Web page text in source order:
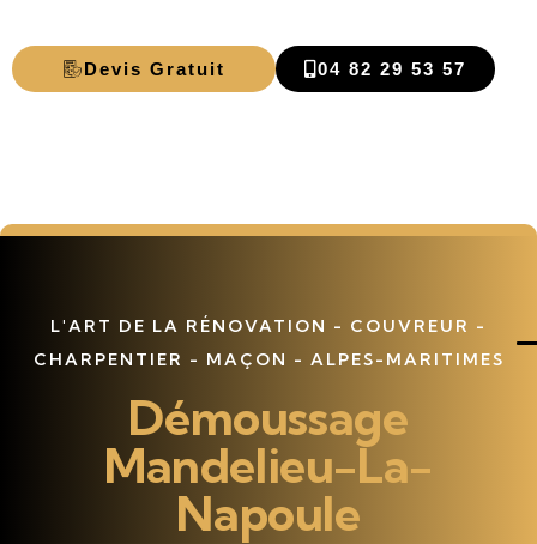
Devis Gratuit 04 82 29 53 57
L'ART DE LA RÉNOVATION - COUVREUR -
CHARPENTIER - MAÇON - ALPES-MARITIMES
Démoussage
Mandelieu-La-
Napoule